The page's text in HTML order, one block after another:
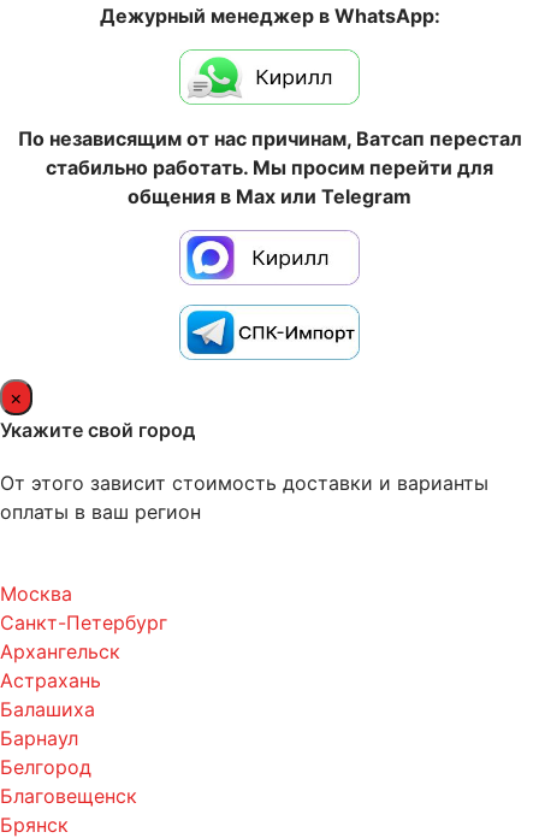
Дежурный менеджер в WhatsApp:
По независящим от нас причинам, Ватсап перестал
стабильно работать. Мы просим перейти для
общения в Max или Telegram
×
Укажите свой город
От этого зависит стоимость доставки и варианты
оплаты в ваш регион
Москва
Санкт-Петербург
Архангельск
Астрахань
Балашиха
Барнаул
Белгород
Благовещенск
Брянск